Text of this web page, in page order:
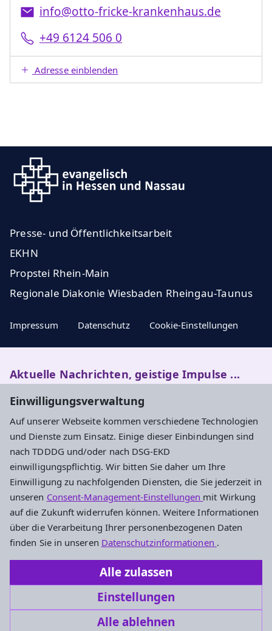
Einwilligungsverwaltung
Auf unserer Webseite kommen verschiedene Technologien
und Dienste zum Einsatz. Einige dieser Einbindungen sind
nach TDDDG und/oder nach DSG-EKD
einwilligungspflichtig. Wir bitten Sie daher um Ihre
Einwilligung zu nachfolgenden Diensten, die Sie jederzeit in
unseren Consent-Management-Einstellungen mit Wirkung
auf die Zukunft widerrufen können. Weitere Informationen
über die Verarbeitung Ihrer personenbezogenen Daten
finden Sie in unseren Datenschutzinformationen .
Alle zulassen
Einstellungen
Alle ablehnen
info@otto-fricke-krankenhaus.de
+49 6124 506 0
Adresse einblenden
Presse- und Öffentlichkeitsarbeit
EKHN
Propstei Rhein-Main
Regionale Diakonie Wiesbaden Rheingau-Taunus
Impressum Datenschutz Cookie-Einstellungen
Aktuelle Nachrichten, geistige Impulse ...
Newsletter entdecken
Adresse
Evangelisches Dekanat Rheingau-Taunus
Aarstraße 44
65232 Taunusstein
Tel. 06128-48 88 27
oeffentlichkeitsarbeit.rt@ekhn.de